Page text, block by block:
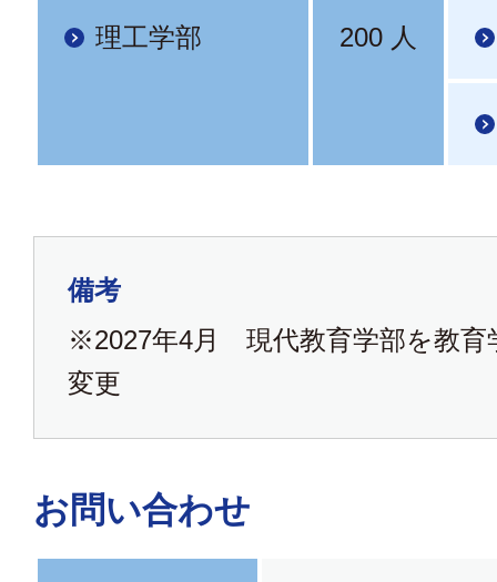
理工学部 200 人
備考
※2027年4月 現代教育学部を教育
変更
お問い合わせ